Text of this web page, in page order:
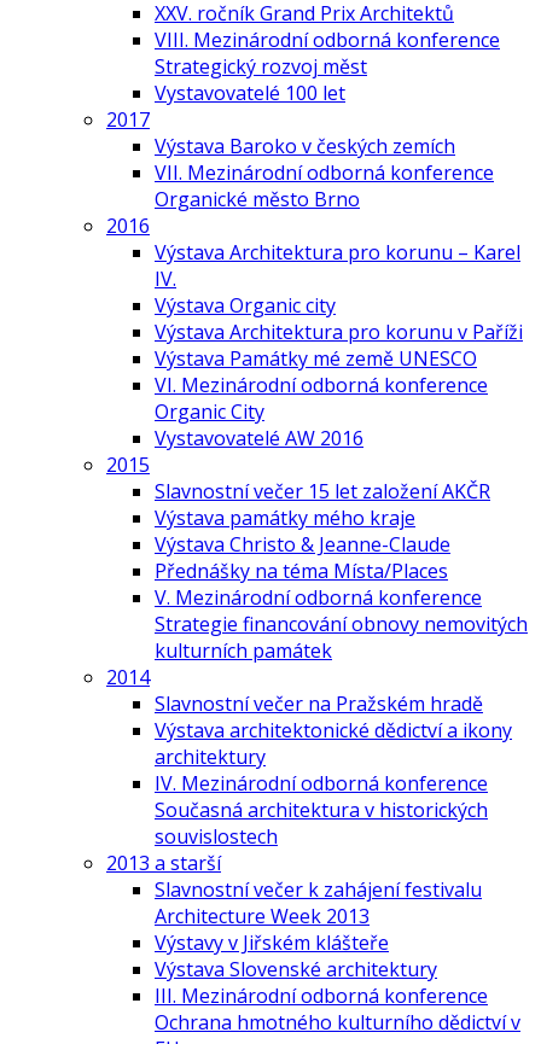
XXV. ročník Grand Prix Architektů
VIII. Mezinárodní odborná konference
Strategický rozvoj měst
Vystavovatelé 100 let
2017
Výstava Baroko v českých zemích
VII. Mezinárodní odborná konference
Organické město Brno
2016
Výstava Architektura pro korunu – Karel
IV.
Výstava Organic city
Výstava Architektura pro korunu v Paříži
Výstava Památky mé země UNESCO
VI. Mezinárodní odborná konference
Organic City
Vystavovatelé AW 2016
2015
Slavnostní večer 15 let založení AKČR
Výstava památky mého kraje
Výstava Christo & Jeanne-Claude
Přednášky na téma Místa/Places
V. Mezinárodní odborná konference
Strategie financování obnovy nemovitých
kulturních památek
2014
Slavnostní večer na Pražském hradě
Výstava architektonické dědictví a ikony
architektury
IV. Mezinárodní odborná konference
Současná architektura v historických
souvislostech
2013 a starší
Slavnostní večer k zahájení festivalu
Architecture Week 2013
Výstavy v Jiřském klášteře
Výstava Slovenské architektury
III. Mezinárodní odborná konference
Ochrana hmotného kulturního dědictví v